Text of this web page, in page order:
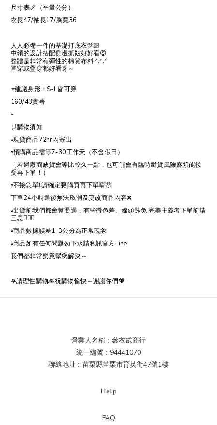
尺寸表📏（平量公分）
衣長47/袖長17/胸寬36
人人必備一件的基礎打底衣🫶🏻
中領的設計搭配側邊抓皺好好看😍
整體是非常有彈性的棉質布料.ᐟ.ᐟ.ᐟ
單穿或疊穿都好看呀～
⭐️建議身形：S-L皆可穿
160/43實著
-
🛒購物須知
▫️現貨商品72hr內寄出
▫️預購商品需等7-30工作天（不含假日）
（若遇廠商缺貨會等比較久一點，也可能會有臨時斷貨風險麻煩能接
受再下單！）
▫️不接急單‼️請確定要購買再下單唷🥺
下單24小時過後無法取消及更改商品內容❌
▫️出貨前我們都會整燙過，有些微色差、線頭難免 完美主義者下單前請
三思🙇🏻‍♀️
▫️商品數據誤差1-3公分為正常現象
▫️商品如有任何問題勿下水請私訊官方Line
我們都非常樂意幫您解決～
𖤐請理性購物🙏祝購物愉快～謝謝你們💖
營業人名稱：參衣貳商行
統一編號：94441070
聯絡地址：苗栗縣苗栗市育英街47號1樓
Help
FAQ